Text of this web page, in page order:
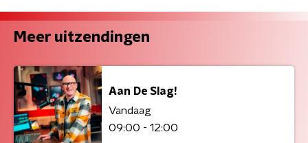
Meer uitzendingen
Aan De Slag!
Vandaag
09:00 - 12:00